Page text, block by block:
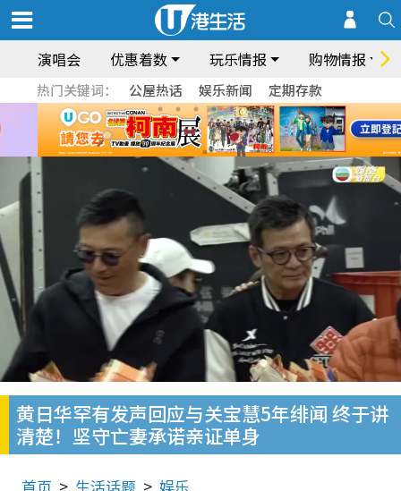
演唱会 优惠着数 玩乐情报 购物情报
热门关键词： 公屋热话 娱乐新闻 定期存款
黄日华罕有发声回应与关宝慧5年绯闻 终于讲
清楚！坚守亡妻承诺亲证单身
首页 生活话题 娱乐